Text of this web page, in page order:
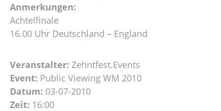
Anmerkungen:
Achtelfinale
16.00 Uhr Deutschland – England
Veranstalter: Zehntfest.Events
Event: Public Viewing WM 2010
Datum: 03-07-2010
Zeit: 16:00